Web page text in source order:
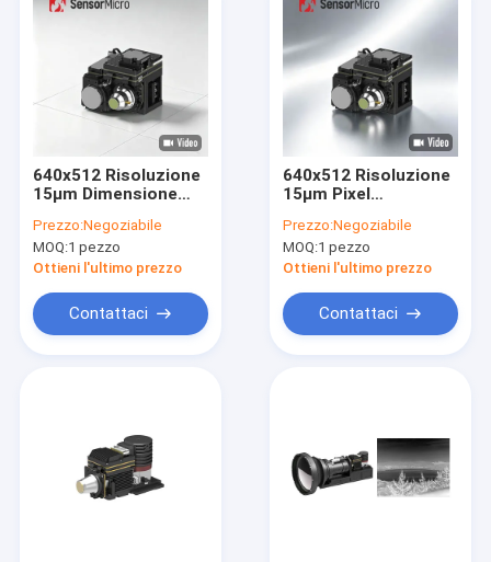
Video
640x512 Risoluzione
15μm Dimensione
fotocamera a
infrarossi
raffreddato con
temperatura di
funzionamento
Prezzo:Negoziabile
MOQ:1 pezzo
Ottieni l'ultimo prezzo
Contattaci
640x512 Risoluzione
15μm Pixel
NETD Modulo di
telecamera a
infrarossi MWIR
immagini termiche ad
alta sensibilità
Prezzo:Negoziabile
MOQ:1 pezzo
Ottieni l'ultimo prezzo
Contattaci